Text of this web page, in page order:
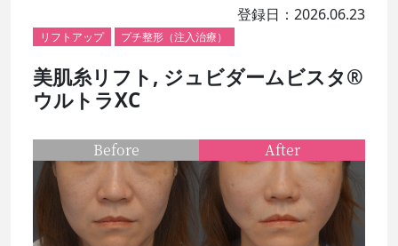
登録日：2026.06.23
リフトアップ プチ整形（注入治療）
美肌糸リフト, ジュビダームビスタ®
ウルトラXC
Before After